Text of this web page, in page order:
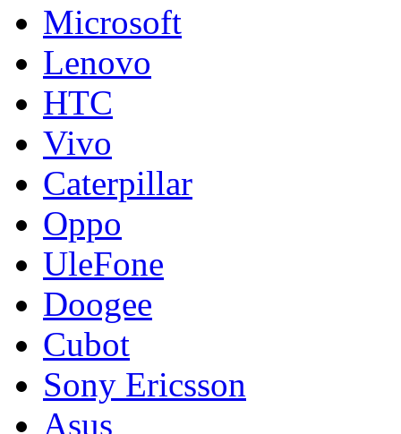
Microsoft
Lenovo
HTC
Vivo
Caterpillar
Oppo
UleFone
Doogee
Cubot
Sony Ericsson
Asus